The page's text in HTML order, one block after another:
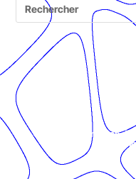
© Présent Composé